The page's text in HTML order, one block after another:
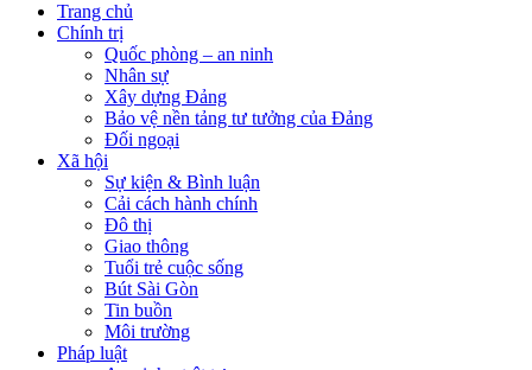
Trang chủ
Chính trị
Quốc phòng – an ninh
Nhân sự
Xây dựng Đảng
Bảo vệ nền tảng tư tưởng của Đảng
Đối ngoại
Xã hội
Sự kiện & Bình luận
Cải cách hành chính
Đô thị
Giao thông
Tuổi trẻ cuộc sống
Bút Sài Gòn
Tin buồn
Môi trường
Pháp luật